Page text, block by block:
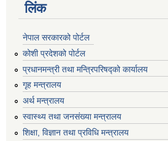
लिंक
नेपाल सरकारको पोर्टल
कोशी प्रदेशको पोर्टल
प्रधानमन्‍त्री तथा मन्‍त्रिपरिषद्को कार्यालय
गृह मन्‍त्रालय
अर्थ मन्त्रालय
स्वास्थ्य तथा जनसंख्या मन्त्रालय
शिक्षा, विज्ञान तथा प्रविधि मन्त्रालय